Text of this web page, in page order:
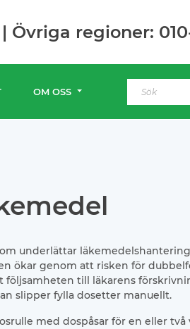
Övriga regioner:
OM OSS
underlättar
ökar genom att risken för
till läkarens
slipper fylla dosetter manuellt.
med dospåsar för en eller två